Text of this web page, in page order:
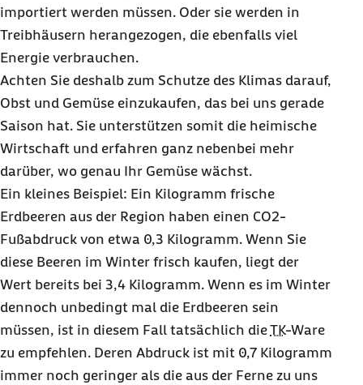
importiert werden müssen. Oder sie werden in
Treibhäusern herangezogen, die ebenfalls viel
Energie verbrauchen.
Achten Sie deshalb zum Schutze des Klimas darauf,
Obst und Gemüse einzukaufen, das bei uns gerade
Saison hat. Sie unterstützen somit die heimische
Wirtschaft und erfahren ganz nebenbei mehr
darüber, wo genau Ihr Gemüse wächst.
Ein kleines Beispiel: Ein Kilogramm frische
Erdbeeren aus der Region haben einen CO2-
Fußabdruck von etwa 0,3 Kilogramm. Wenn Sie
diese Beeren im Winter frisch kaufen, liegt der
Wert bereits bei 3,4 Kilogramm. Wenn es im Winter
dennoch unbedingt mal die Erdbeeren sein
müssen, ist in diesem Fall tatsächlich dieTK-Ware
zu empfehlen. Deren Abdruck ist mit 0,7 Kilogramm
immer noch geringer als die aus der Ferne zu uns